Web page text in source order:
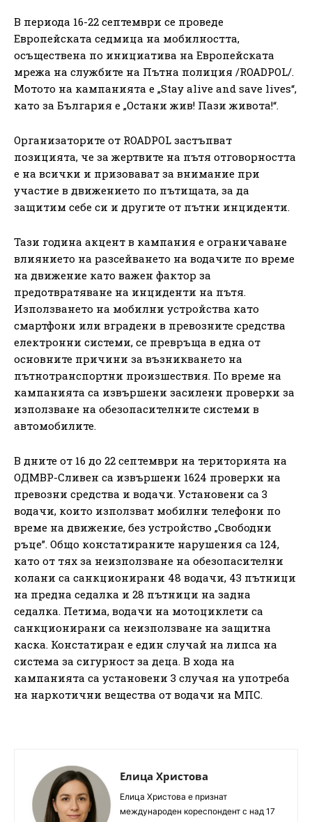
В периода 16-22 септември се проведе
Европейската седмица на мобилността,
осъществена по инициатива на Европейската
мрежа на службите на Пътна полиция /ROADPOL/.
Мотото на кампанията е „Stay alive and save lives“,
като за България е „Остани жив! Пази живота!“.
Организаторите от ROADPOL застъпват
позицията, че за жертвите на пътя отговорността
е на всички и призовават за внимание при
участие в движението по пътищата, за да
защитим себе си и другите от пътни инциденти.
Тази година акцент в кампания е ограничаване
влиянието на разсейването на водачите по време
на движение като важен фактор за
предотвратяване на инциденти на пътя.
Използването на мобилни устройства като
смартфони или вградени в превозните средства
електронни системи, се превръща в една от
основните причини за възникването на
пътнотранспортни произшествия. По време на
кампанията са извършени засилени проверки за
използване на обезопасителните системи в
автомобилите.
В дните от 16 до 22 септември на територията на
ОДМВР-Сливен са извършени 1624 проверки на
превозни средства и водачи. Установени са 3
водачи, които използват мобилни телефони по
време на движение, без устройство „Свободни
ръце”. Общо констатираните нарушения са 124,
като от тях за неизползване на обезопасителни
колани са санкционирани 48 водачи, 43 пътници
на предна седалка и 28 пътници на задна
седалка. Петима, водачи на мотоциклети са
санкционирани са неизползване на защитна
каска. Констатиран е един случай на липса на
система за сигурност за деца. В хода на
кампанията са установени 3 случая на употреба
на наркотични вещества от водачи на МПС.
Елица Христова
Елица Христова е признат
международен кореспондент с над 17